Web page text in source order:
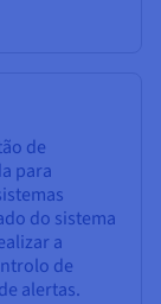
de
para
do sistema
a
de
alertas.